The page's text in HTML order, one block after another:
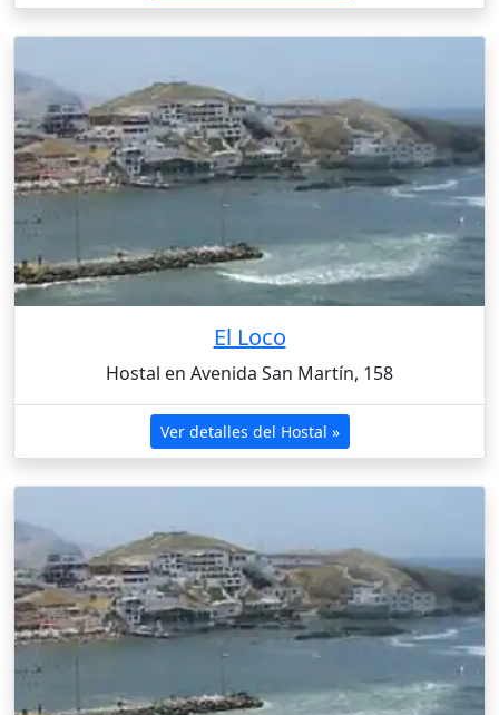
El Loco
Hostal en Avenida San Martín, 158
Ver detalles del Hostal »